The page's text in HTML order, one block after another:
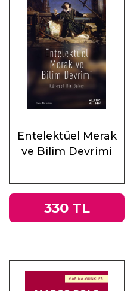
Entelektüel Merak
ve Bilim Devrimi
330 TL